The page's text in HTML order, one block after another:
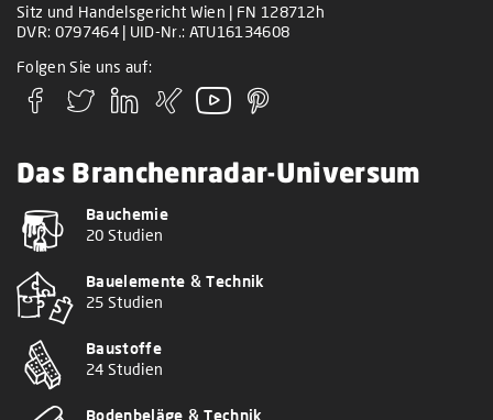
Sitz und Handelsgericht Wien | FN 128712h
DVR: 0797464 | UID-Nr.: ATU16134608
Folgen Sie uns auf:
Das Branchenradar-Universum
Bauchemie
20 Studien
Bauelemente & Technik
25 Studien
Baustoffe
24 Studien
Bodenbeläge & Technik